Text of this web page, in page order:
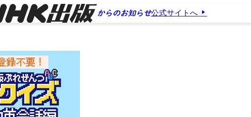
からのお知らせ公式サイトへ